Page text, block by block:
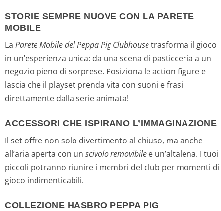
STORIE SEMPRE NUOVE CON LA PARETE
MOBILE
La Parete Mobile del Peppa Pig Clubhousetrasforma il gioco
in un’esperienza unica: da una scena di pasticceria a un
negozio pieno di sorprese. Posiziona le action figure e
lascia che il playset prenda vita con suoni e frasi
direttamente dalla serie animata!
ACCESSORI CHE ISPIRANO L’IMMAGINAZIONE
Il set offre non solo divertimento al chiuso, ma anche
all’aria aperta con un scivolo removibile e un’altalena. I tuoi
piccoli potranno riunire i membri del club per momenti di
gioco indimenticabili.
COLLEZIONE HASBRO PEPPA PIG